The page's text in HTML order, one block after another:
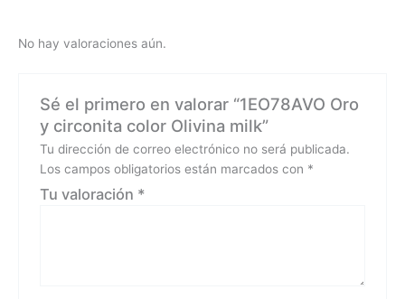
No hay valoraciones aún.
Sé el primero en valorar “1EO78AVO Oro
y circonita color Olivina milk”
Tu dirección de correo electrónico no será publicada.
Los campos obligatorios están marcados con *
Tu valoración *